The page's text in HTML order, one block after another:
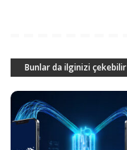
Bunlar da ilginizi çekebilir